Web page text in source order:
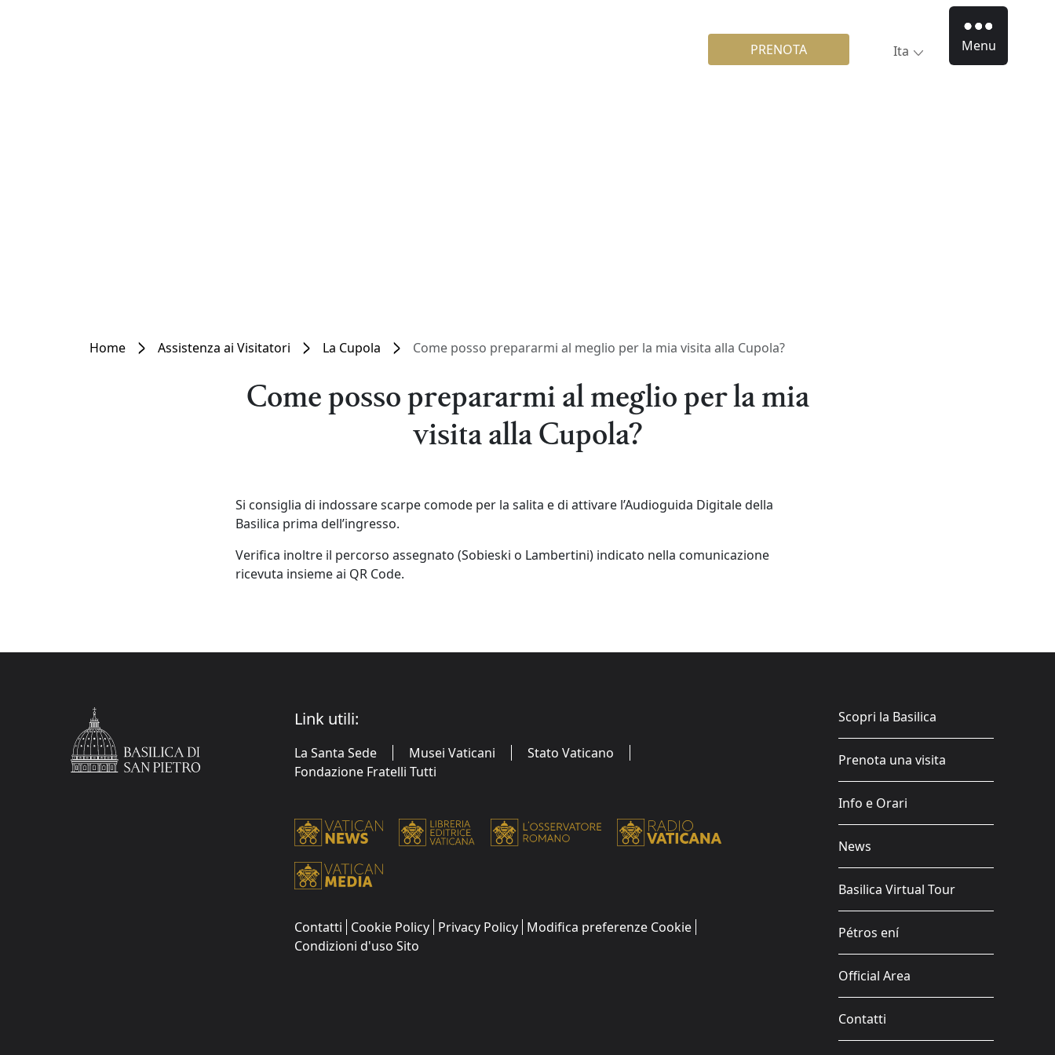
PRENOTA Ita Menu
Home Assistenza ai Visitatori La Cupola Come posso prepararmi al meglio per la mia visita alla Cupola?
Come posso prepararmi al meglio per la mia
visita alla Cupola?
Si consiglia di indossare scarpe comode per la salita e di attivare l’Audioguida Digitale della
Basilica prima dell’ingresso.
Verifica inoltre il percorso assegnato (Sobieski o Lambertini) indicato nella comunicazione
ricevuta insieme ai QR Code.
Link utili:
La Santa Sede Musei Vaticani
Stato Vaticano
Fondazione Fratelli Tutti
Contatti Cookie Policy Privacy Policy Modifica preferenze Cookie
Condizioni d'uso Sito
Scopri la Basilica
Prenota una visita
Info e Orari
News
Basilica Virtual Tour
Pétros ení
Official Area
Contatti